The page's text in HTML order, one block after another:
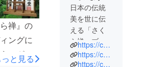
禅』の
ングに
ござい
っと見る
日本の伝統
美を世に伝
える「さく
ら禅」ブラ
ンドです。
https://camp-fire.jp/projects/view/371641
https://camp-fire.jp/projects/view/355910
https://camp-fire.jp/projects/view/338763